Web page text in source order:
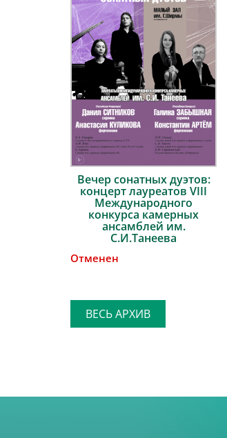
Вечер сонатных дуэтов:
концерт лауреатов VIII
Международного
конкурса камерных
ансамблей им.
С.И.Танеева
Отменен
ВЕСЬ АРХИВ